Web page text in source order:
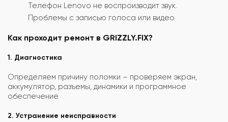
Телефон Lenovo не воспроизводит звук.
Проблемы с записью голоса или видео.
Как проходит ремонт в GRIZZLY.FIX?
1. Диагностика
Определяем причину поломки – проверяем экран,
аккумулятор, разъемы, динамики и программное
обеспечение.
2. Устранение неисправности